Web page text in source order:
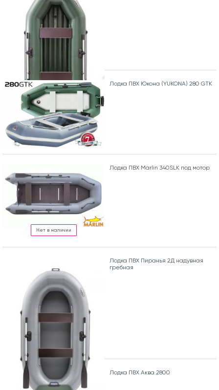
Лодка ПВХ Юкона (YUKONA) 280 GTK
Нет в наличии
Лодка ПВХ Marlin 340SLK под мотор
Лодка ПВХ Пиранья 2Д надувная
гребная
Лодка ПВХ Аква 2800